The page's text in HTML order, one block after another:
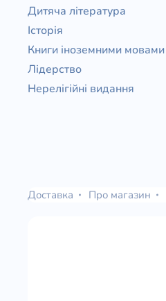
Дитяча література
Історія
Книги іноземними мовами
Лідерство
Нерелігійні видання
Доставка Про магазин